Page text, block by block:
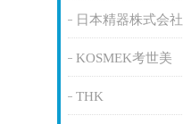
日本精器株式会社
KOSMEK考世美
THK